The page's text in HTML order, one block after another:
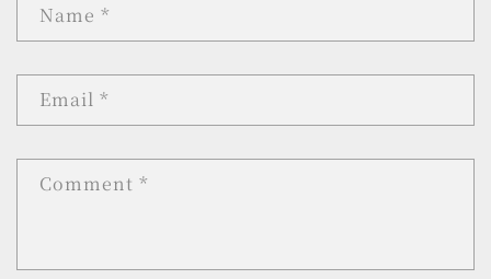
Name *
Email *
Comment *